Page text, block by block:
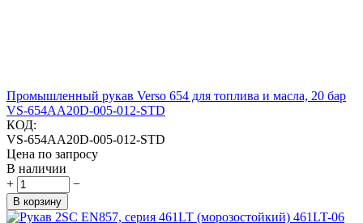
Промышленный рукав Verso 654 для топлива и масла, 20 бар
VS-654AA20D-005-012-STD
КОД:
VS-654AA20D-005-012-STD
Цена по запросу
В наличии
+
−
В корзину